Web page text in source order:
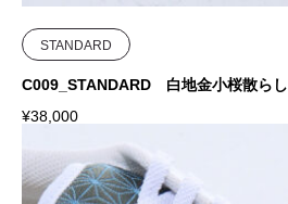
STANDARD
C009_STANDARD 白地金小桜散らし
¥38,000